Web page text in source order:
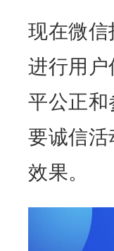
现在微
进行用
平公正
要诚信
效果。